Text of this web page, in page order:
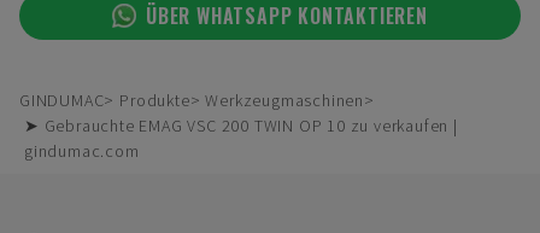
ÜBER WHATSAPP KONTAKTIEREN
GINDUMAC Produkte
Werkzeugmaschinen
➤ Gebrauchte EMAG VSC 200 TWIN OP 10 zu verkaufen |
gindumac.com